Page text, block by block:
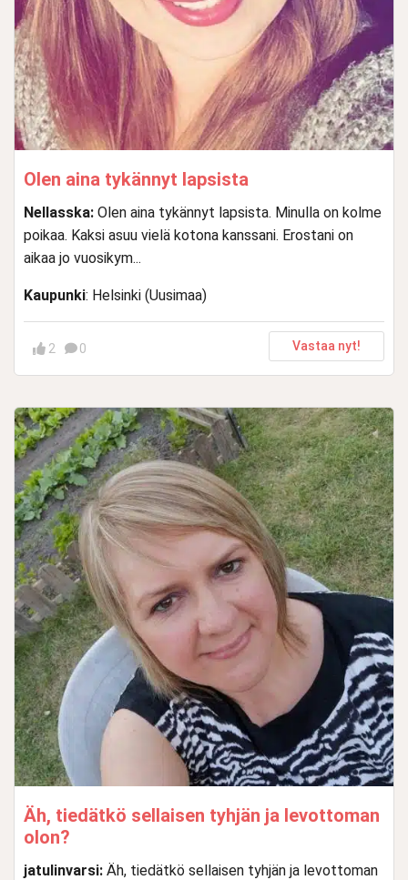
Olen aina tykännyt lapsista
Nellasska: Olen aina tykännyt lapsista. Minulla on kolme
poikaa. Kaksi asuu vielä kotona kanssani. Erostani on
aikaa jo vuosikym...
Kaupunki: Helsinki (Uusimaa)
2 0 Vastaa nyt!
Äh, tiedätkö sellaisen tyhjän ja levottoman
olon?
jatulinvarsi: Äh, tiedätkö sellaisen tyhjän ja levottoman